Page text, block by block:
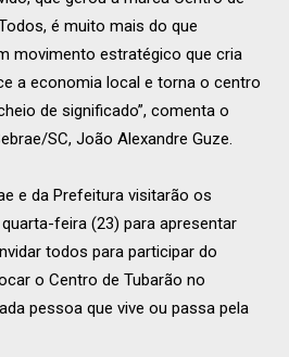
é muito mais do que
movimento estratégico que cria
a economia local e torna o centro
de significado”, comenta o
SC, João Alexandre Guze.
e da Prefeitura visitarão os
feira (23) para apresentar
todos para participar do
o Centro de Tubarão no
pessoa que vive ou passa pela